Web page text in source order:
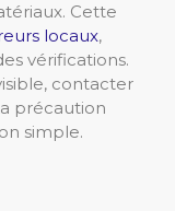
Cette
locaux,
vérifications.
contacter
précaution
simple.